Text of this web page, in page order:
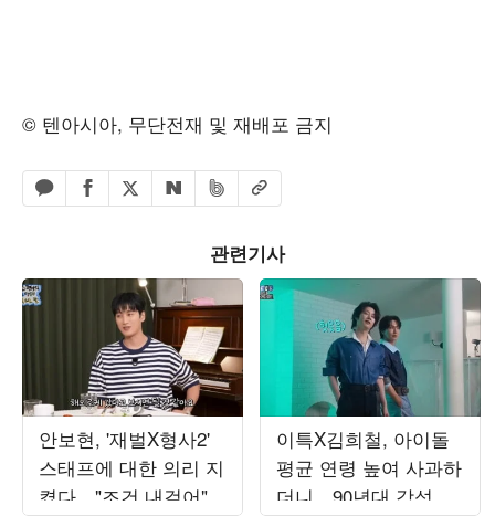
© 텐아시아, 무단전재 및 재배포 금지
카카오톡 공유하기
페이스북 공유하기
엑스 공유하기
네이버 공유하기
밴드 공유하기
URL복사
관련기사
안보현, '재벌X형사2'
스태프에 대한 의리 지
켰다…"조건 내걸어"
이특X김희철, 아이돌
평균 연령 높여 사과하
더니…90년대 감성 재